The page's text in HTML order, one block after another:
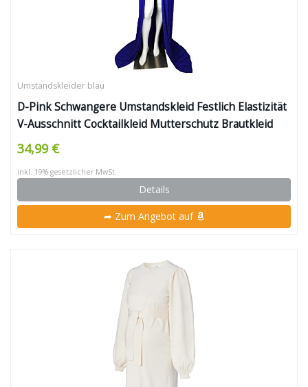
Umstandskleider blau
D-Pink Schwangere Umstandskleid Festlich Elastizität
V-Ausschnitt Cocktailkleid Mutterschutz Brautkleid
Kleider (Blau)
34,99 €
inkl. 19% gesetzlicher MwSt.
Details
➦ Zum Angebot auf